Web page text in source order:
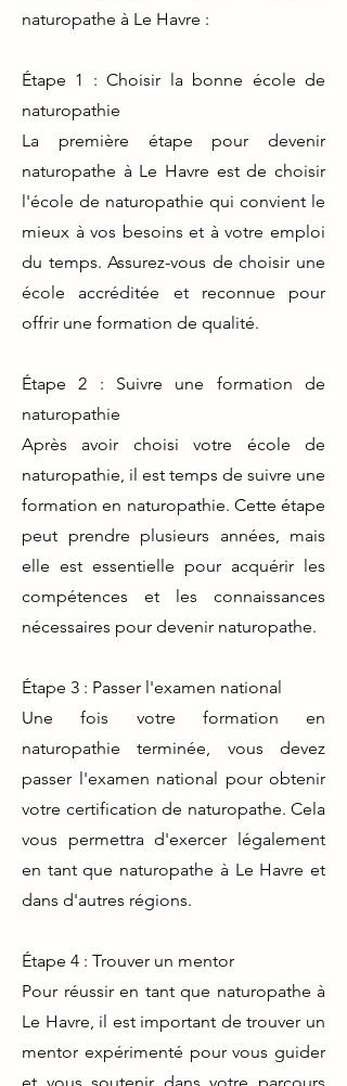
naturopathe à Le Havre :
Étape 1 : Choisir la bonne école de
naturopathie
La première étape pour devenir
naturopathe à Le Havre est de choisir
l'école de naturopathie qui convient le
mieux à vos besoins et à votre emploi
du temps. Assurez-vous de choisir une
école accréditée et reconnue pour
offrir une formation de qualité.
Étape 2 : Suivre une formation de
naturopathie
Après avoir choisi votre école de
naturopathie, il est temps de suivre une
formation en naturopathie. Cette étape
peut prendre plusieurs années, mais
elle est essentielle pour acquérir les
compétences et les connaissances
nécessaires pour devenir naturopathe.
Étape 3 : Passer l'examen national
Une fois votre formation en
naturopathie terminée, vous devez
passer l'examen national pour obtenir
votre certification de naturopathe. Cela
vous permettra d'exercer légalement
en tant que naturopathe à Le Havre et
dans d'autres régions.
Étape 4 : Trouver un mentor
Pour réussir en tant que naturopathe à
Le Havre, il est important de trouver un
mentor expérimenté pour vous guider